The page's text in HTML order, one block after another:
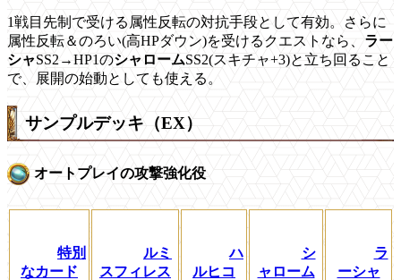
1戦目先制で受ける属性反転の対抗手段として有効。さらに
属性反転＆のろい(高HPダウン)を受けるクエストなら、 ラー
シャSS2→HP1のシャロームSS2(スキチャ+3)と立ち回ること
で、展開の始動としても使える。
サンプルデッキ（EX）
オートプレイの攻撃強化役
特別
なカード
ルミ
スフィレス
ハ
ルヒコ
シ
ャローム
ラ
ーシャ